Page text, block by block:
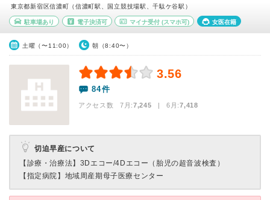
東京都新宿区信濃町（信濃町駅、国立競技場駅、千駄ケ谷駅）
駐車場あり 電子決済可 マイナ受付 (スマホ可) 女医在籍
土曜（〜11:00） 朝（8:40〜）
3.56
84件
アクセス数 7月:7,245 | 6月:7,418
切迫早産について
【診療・治療法】 3Dエコー/4Dエコー（胎児の超音波検査）
【指定病院】 地域周産期母子医療センター